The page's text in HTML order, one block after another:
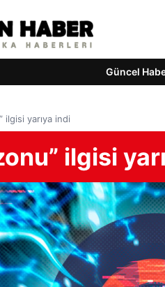
Güncel
ilgisi yarıya indi
ilgisi